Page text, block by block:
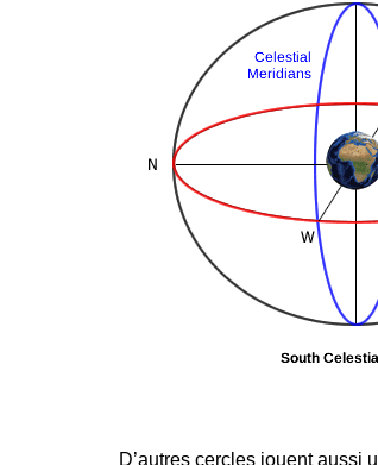
D’autres cercles jouent aussi